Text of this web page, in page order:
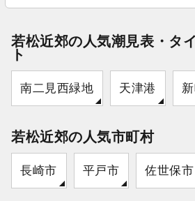
若松近郊の人気潮見表・タ
ト
南二見西緑地 天津港
若松近郊の人気市町村
長崎市 平戸市 佐世保市